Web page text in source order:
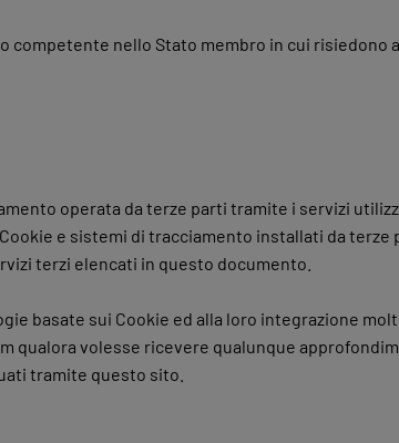
nello Stato membro in cui risiedono
operata da terze parti tramite i servizi
e sistemi di tracciamento installati da
terzi elencati in questo documento.
basate sui Cookie ed alla loro integrazione
qualora volesse ricevere qualunque
tramite questo sito.